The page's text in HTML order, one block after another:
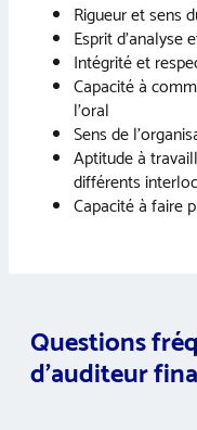
Rigueur et sens
Esprit d’analyse
Intégrité et
Capacité à
l’oral
Sens de
Aptitude à
différents
Capacité à faire
Questions
d’auditeur